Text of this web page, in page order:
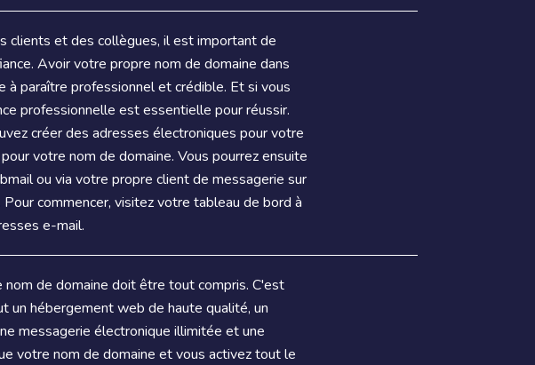
clients et des collègues, il est important de
Avoir votre propre nom de domaine dans
paraître professionnel et crédible. Et si vous
professionnelle est essentielle pour réussir.
créer des adresses électroniques pour votre
votre nom de domaine. Vous pourrez ensuite
ou via votre propre client de messagerie sur
commencer, visitez votre tableau de bord à
e-mail.
nom de domaine doit être tout compris. C'est
un hébergement web de haute qualité, un
messagerie électronique illimitée et une
votre nom de domaine et vous activez tout le